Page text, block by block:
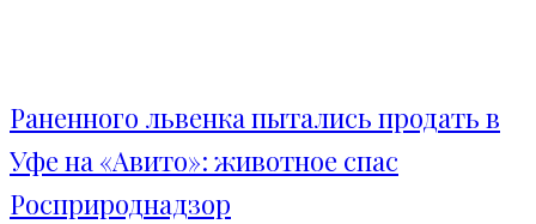
Раненного львенка пытались продать в
Уфе на «Авито»: животное спас
Росприроднадзор